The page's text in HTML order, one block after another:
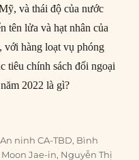
và thái độ của nước
tên lửa và hạt nhân của
với hàng loạt vụ phóng
tiêu chính sách đối ngoại
2022 là gì?
Triều Tiên về Khủng hoảng
Categories
An ninh CA-TBD, Bình
Moon Jae-in, Nguyễn Thị